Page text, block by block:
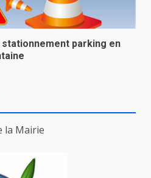
parking en
la Mairie